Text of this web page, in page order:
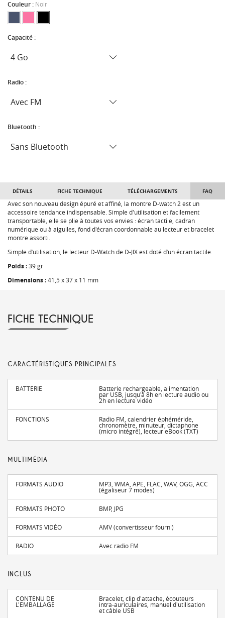
Couleur : Noir
Capacité :
Radio :
Bluetooth :
DÉTAILS FICHE TECHNIQUE TÉLÉCHARGEMENTS FAQ
Avec son nouveau design épuré et affiné, la montre D-watch 2 est un
accessoire tendance indispensable. Simple d'utilisation et facilement
transportable, elle se plie à toutes vos envies : écran tactile, cadran
numérique ou à aiguiles, fond d'écran coordonnable au lecteur et bracelet
montre assorti.
Simple d’utilisation, le lecteur D-Watch de D-JIX est doté d’un écran tactile.
Poids :39 gr
Dimensions :41,5 x 37 x 11 mm
FICHE TECHNIQUE
CARACTÉRISTIQUES PRINCIPALES
BATTERIE Batterie rechargeable, alimentation
par USB, jusqu'à 8h en lecture audio ou
2h en lecture vidéo
FONCTIONS Radio FM, calendrier éphéméride,
chronomètre, minuteur, dictaphone
(micro intégré), lecteur eBook (TXT)
MULTIMÉDIA
FORMATS AUDIO MP3, WMA, APE, FLAC, WAV, OGG, ACC
(égaliseur 7 modes)
FORMATS PHOTO BMP, JPG
FORMATS VIDÉO AMV (convertisseur fourni)
RADIO Avec radio FM
INCLUS
CONTENU DE
L'EMBALLAGE
Bracelet, clip d'attache, écouteurs
intra-auriculaires, manuel d'utilisation
et câble USB